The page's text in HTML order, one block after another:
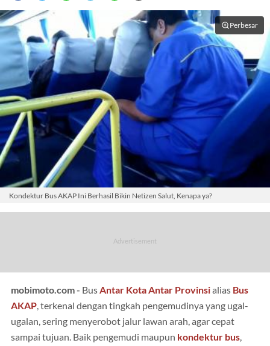
Perbesar
Kondektur Bus AKAP Ini Berhasil Bikin Netizen Salut, Kenapa ya?
mobimoto.com - BusAntar Kota Antar Provinsialias Bus
AKAP, terkenal dengan tingkah pengemudinya yang ugal-
ugalan, sering menyerobot jalur lawan arah, agar cepat
sampai tujuan. Baik pengemudi maupun kondektur bus,